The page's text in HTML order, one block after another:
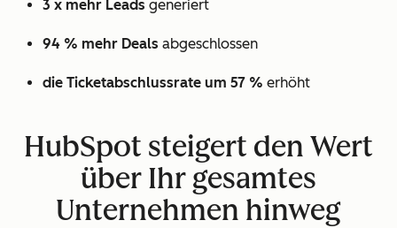
3 x mehr Leads generiert
94 % mehr Deals abgeschlossen
die Ticketabschlussrate um 57 % erhöht
HubSpot steigert den Wert
über Ihr gesamtes
Unternehmen hinweg